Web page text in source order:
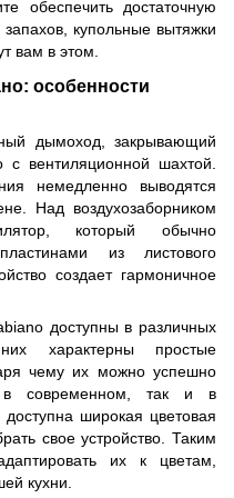
обеспечить достаточную
купольные вытяжки
вам в этом.
особенности
дымоход, закрывающий
с вентиляционной шахтой.
немедленно выводятся
Над воздухозаборником
который обычно
из листового
создает гармоничное
доступны в различных
характерны простые
чему их можно успешно
в современном, так и в
широкая цветовая
свое устройство. Таким
их к цветам,
кухни.